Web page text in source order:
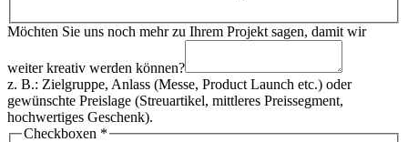
Möchten Sie uns noch mehr zu Ihrem Projekt sagen, damit wir
weiter kreativ werden können?
z. B.: Zielgruppe, Anlass (Messe, Product Launch etc.) oder
gewünschte Preislage (Streuartikel, mittleres Preissegment,
hochwertiges Geschenk).
Checkboxen *